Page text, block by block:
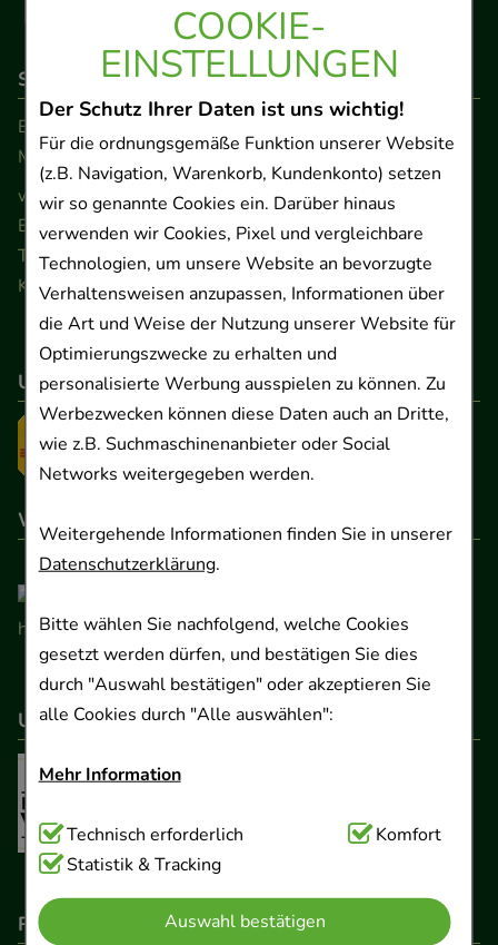
COOKIE-
EINSTELLUNGEN
Der Schutz Ihrer Daten ist uns wichtig!
Für die ordnungsgemäße Funktion unserer Website
(z.B. Navigation, Warenkorb, Kundenkonto) setzen
wir so genannte Cookies ein. Darüber hinaus
verwenden wir Cookies, Pixel und vergleichbare
Technologien, um unsere Website an bevorzugte
Verhaltensweisen anzupassen, Informationen über
die Art und Weise der Nutzung unserer Website für
Optimierungszwecke zu erhalten und
personalisierte Werbung ausspielen zu können. Zu
Werbezwecken können diese Daten auch an Dritte,
wie z.B. Suchmaschinenanbieter oder Social
Networks weitergegeben werden.
Weitergehende Informationen finden Sie in unserer
Datenschutzerklärung.
Bitte wählen Sie nachfolgend, welche Cookies
gesetzt werden dürfen, und bestätigen Sie dies
durch "Auswahl bestätigen" oder akzeptieren Sie
alle Cookies durch "Alle auswählen":
Mehr Information
Technisch Notwendig:Hierbei handelt es sich um
Cookies, die für die Grundfunktionen unserer
Website notwendig sind (z.B. Navigation,
Warenkorb, Kundenkonto), weshalb auf diese nicht
Technisch erforderlich
Komfort
Statistik & Tracking
Auswahl bestätigen
So erreichen Sie uns
Beratung und Kundenservice:
Montag - Freitag von 9.00 bis 17.00 Uhr
www.ApoSalis.de· E-Mail: info@ApoSalis.de
Ernst-August-Platz 2 · 30159 Hannover
Telefon 0511 89 71 80 0 · Fax 0511 89 71 80 11
Kontaktformular
Unser Versanddienstleister
Wir sind hier gelistet
Unser Netzwerk
Rechtliche Pflichtangaben